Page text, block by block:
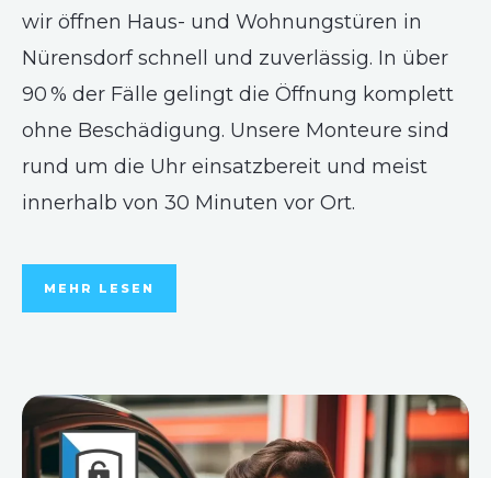
wir öffnen Haus- und Wohnungstüren in
Nürensdorf schnell und zuverlässig. In über
90 % der Fälle gelingt die Öffnung komplett
ohne Beschädigung. Unsere Monteure sind
rund um die Uhr einsatzbereit und meist
innerhalb von 30 Minuten vor Ort.
MEHR LESEN